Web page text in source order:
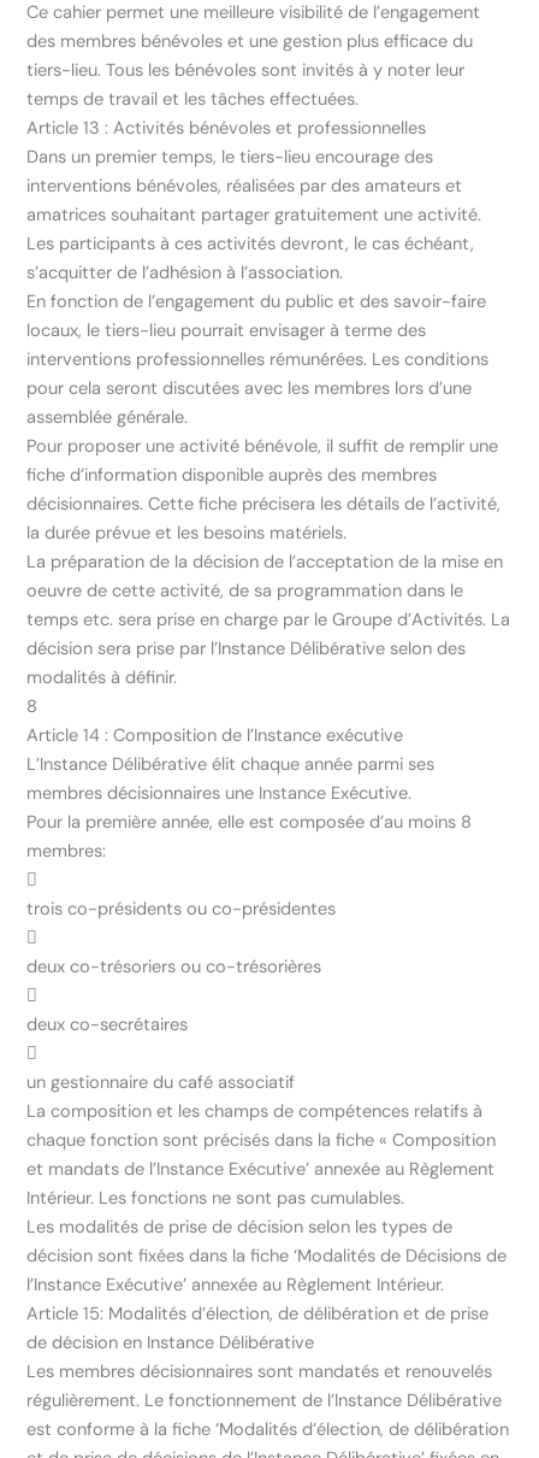
Ce cahier permet une meilleure visibilité de l’engagement
des membres bénévoles et une gestion plus efficace du
tiers-lieu. Tous les bénévoles sont invités à y noter leur
temps de travail et les tâches effectuées.
Article 13 : Activités bénévoles et professionnelles
Dans un premier temps, le tiers-lieu encourage des
interventions bénévoles, réalisées par des amateurs et
amatrices souhaitant partager gratuitement une activité.
Les participants à ces activités devront, le cas échéant,
s’acquitter de l’adhésion à l’association.
En fonction de l’engagement du public et des savoir-faire
locaux, le tiers-lieu pourrait envisager à terme des
interventions professionnelles rémunérées. Les conditions
pour cela seront discutées avec les membres lors d’une
assemblée générale.
Pour proposer une activité bénévole, il suffit de remplir une
fiche d’information disponible auprès des membres
décisionnaires. Cette fiche précisera les détails de l’activité,
la durée prévue et les besoins matériels.
La préparation de la décision de l’acceptation de la mise en
oeuvre de cette activité, de sa programmation dans le
temps etc. sera prise en charge par le Groupe d’Activités. La
décision sera prise par l’Instance Délibérative selon des
modalités à définir.
8
Article 14 : Composition de l’Instance exécutive
L’Instance Délibérative élit chaque année parmi ses
membres décisionnaires une Instance Exécutive.
Pour la première année, elle est composée d’au moins 8
membres:

trois co-présidents ou co-présidentes

deux co-trésoriers ou co-trésorières

deux co-secrétaires

un gestionnaire du café associatif
La composition et les champs de compétences relatifs à
chaque fonction sont précisés dans la fiche « Composition
et mandats de l’Instance Exécutive’ annexée au Règlement
Intérieur. Les fonctions ne sont pas cumulables.
Les modalités de prise de décision selon les types de
décision sont fixées dans la fiche ‘Modalités de Décisions de
l’Instance Exécutive’ annexée au Règlement Intérieur.
Article 15: Modalités d’élection, de délibération et de prise
de décision en Instance Délibérative
Les membres décisionnaires sont mandatés et renouvelés
régulièrement. Le fonctionnement de l’Instance Délibérative
est conforme à la fiche ‘Modalités d’élection, de délibération